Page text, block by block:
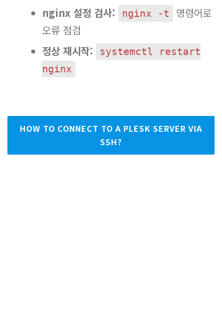
nginx 설정 검사:
nginx -t
명령어로
오류 점검
정상 재시작:
systemctl restart
nginx
HOW TO CONNECT TO A PLESK SERVER VIA
SSH?